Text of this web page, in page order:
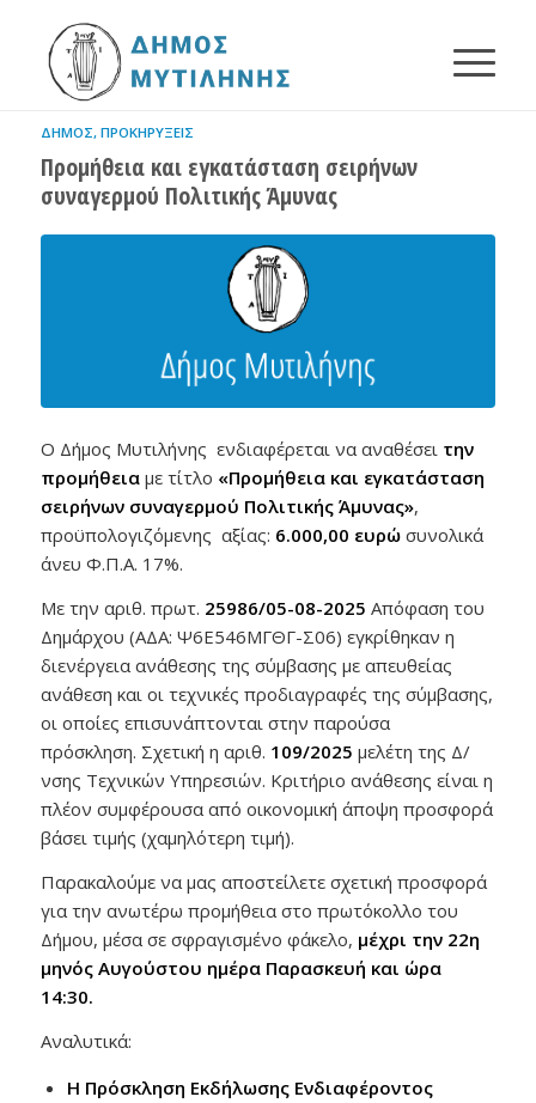
ΔΉΜΟΣ, ΠΡΟΚΗΡΎΞΕΙΣ
Προμήθεια και εγκατάσταση σειρήνων
συναγερμού Πολιτικής Άμυνας
Ο Δήμος Μυτιλήνης ενδιαφέρεται να αναθέσει την
προμήθειαμε τίτλο «Προμήθεια και εγκατάσταση
σειρήνων συναγερμού Πολιτικής Άμυνας»,
προϋπολογιζόμενης αξίας: 6.000,00 ευρώ συνολικά
άνευ Φ.Π.Α. 17%.
Με την αριθ. πρωτ. 25986/05-08-2025 Απόφαση του
Δημάρχου (ΑΔΑ: Ψ6Ε546ΜΓΘΓ-Σ06) εγκρίθηκαν η
διενέργεια ανάθεσης της σύμβασης με απευθείας
ανάθεση και οι τεχνικές προδιαγραφές της σύμβασης,
οι οποίες επισυνάπτονται στην παρούσα
πρόσκληση. Σχετική η αριθ. 109/2025 μελέτη της Δ/
νσης Τεχνικών Υπηρεσιών. Κριτήριο ανάθεσης είναι η
πλέον συμφέρουσα από οικονομική άποψη προσφορά
βάσει τιμής (χαμηλότερη τιμή).
Παρακαλούμε να μας αποστείλετε σχετική προσφορά
για την ανωτέρω προμήθεια στο πρωτόκολλο του
Δήμου, μέσα σε σφραγισμένο φάκελο, μέχρι την 22η
μηνός Αυγούστου ημέρα Παρασκευή και ώρα
14:30.
Αναλυτικά:
Η Πρόσκληση Εκδήλωσης Ενδιαφέροντος